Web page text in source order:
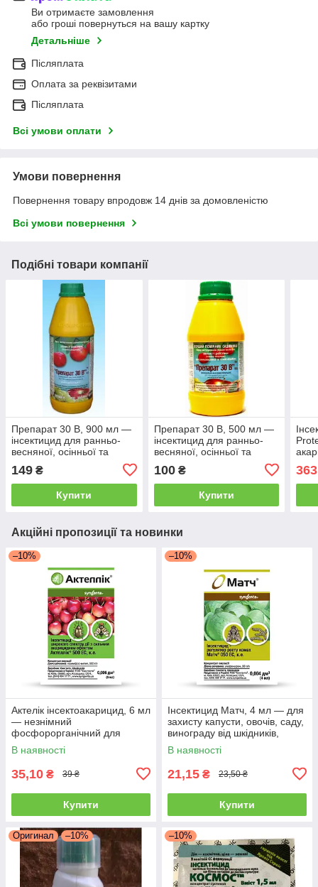
Ви отримаєте замовлення
або гроші повернуться на вашу картку
Детальніше
Післяплата
Оплата за реквізитами
Післяплата
Всі умови оплати
Умови повернення
Повернення товару впродовж 14 днів за домовленістю
Всі умови повернення
Подібні товари компанії
Препарат 30 В, 900 мл —
інсектицид для ранньо-
весняної, осінньої та
літньої обробки саду від
шкідників
149 ₴
Купити
Препарат 30 В, 500 мл —
інсектицид для ранньо-
весняної, осінньої та
літньої обробки саду від
шкідників
100₴
Купити
Акційні пропозиції та новинки
–10%
Актелік інсектоакарицид, 6 мл
— незнімний
фосфорорганічний для
знищення шкідників,
Syngenta
В наявності
35,10 ₴ 39 ₴
Купити
–10%
Інсектицид Матч, 4 мл — для
захисту капусти, овочів, саду,
винограду від шкідників,
В наявності
21,15 ₴ 23,50 ₴
Купити
Оригинал –10% –10%